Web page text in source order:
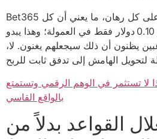
Bet365 يضيف 0.05 % عمولة على كل رهان، ما يعني أن كل
200 دولار تضعها ستخسر 0.10 دولار فقط في العمولة؛ وهذا يبدو
يظنون أن ذلك سيجعلهم يغنون. لا،
لا تستثمر في الوهم الرقمي وتستمتع
بالواقع القاسي
القواعد بدلاً من